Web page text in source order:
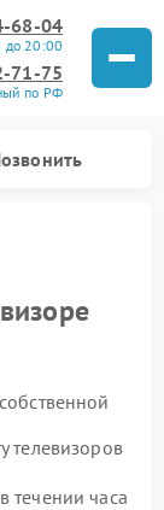
68-04
до 20:00
71-75
по РФ
телевизоров
течении часа